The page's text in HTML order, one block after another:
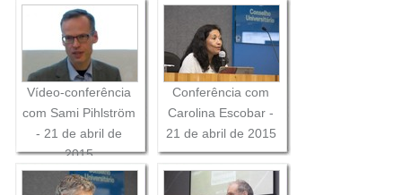
Vídeo-conferência
com Sami Pihlström
- 21 de abril de
2015
Conferência com
Carolina Escobar -
21 de abril de 2015